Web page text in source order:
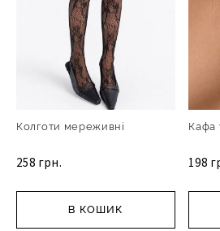
Колготи мереживні
258 грн.
В КОШИК
Кафа
198